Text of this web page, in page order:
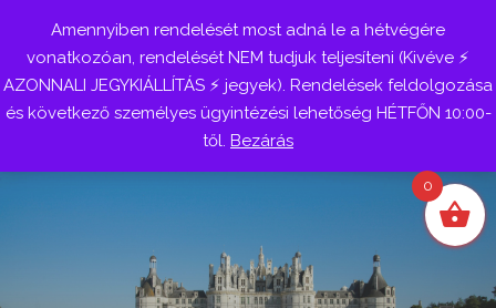
Belépés
Amennyiben rendelését most adná le a hétvégére
vonatkozóan, rendelését NEM tudjuk teljesíteni (Kivéve ⚡
AZONNALI JEGYKIÁLLÍTÁS ⚡ jegyek). Rendelések feldolgozása
és következő személyes ügyintézési lehetőség HÉTFŐN 10:00-
től. Bezárás
0